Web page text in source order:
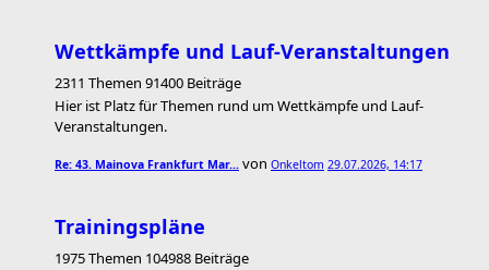
Wettkämpfe und Lauf-Veranstaltungen
2311 Themen 91400 Beiträge
Hier ist Platz für Themen rund um Wettkämpfe und Lauf-
Veranstaltungen.
Re: 43. Mainova Frankfurt Mar… von Onkeltom 29.07.2026, 14:17
Trainingspläne
1975 Themen 104988 Beiträge